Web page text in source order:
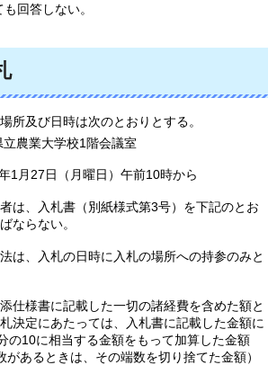
回答しない。
所及び日時は次のとおりとする。
農業大学校1階会議室
1月27日（月曜日）午前10時から
は、入札書（別紙様式第3号）を下記のとお
ならない。
は、入札の日時に入札の場所への持参のみと
仕様書に記載した一切の諸経費を含めた額と
決定にあたっては、入札書に記載した金額に
の10に相当する金額をもって加算した金額
があるときは、その端数を切り捨てた金額）